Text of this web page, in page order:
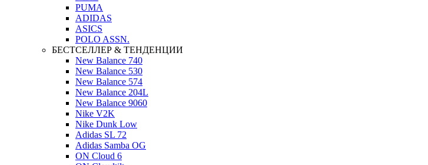
PUMA
ADIDAS
ASICS
POLO ASSN.
БЕСТСЕЛЛЕР & ТЕНДЕНЦИИ
New Balance 740
New Balance 530
New Balance 574
New Balance 204L
New Balance 9060
Nike V2K
Nike Dunk Low
Adidas SL 72
Adidas Samba OG
ON Cloud 6